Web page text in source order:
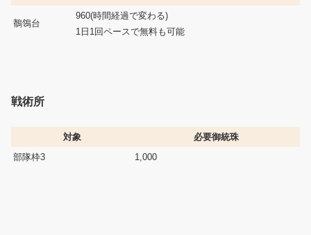
鶺鴒台
960(時間経過で変わる)
1日1回ペースで無料も可能
戦術所
対象
必要御統珠
部隊枠3
1,000